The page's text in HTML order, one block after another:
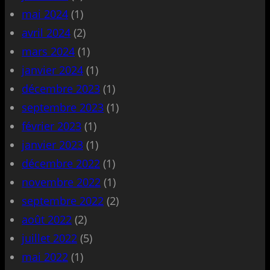
mai 2024 (1)
avril 2024 (2)
mars 2024 (1)
janvier 2024 (1)
décembre 2023 (1)
septembre 2023 (1)
février 2023 (1)
janvier 2023 (1)
décembre 2022 (1)
novembre 2022 (1)
septembre 2022 (2)
août 2022 (2)
juillet 2022 (5)
mai 2022 (1)